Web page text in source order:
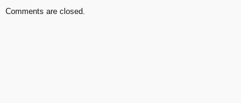
Comments are closed.